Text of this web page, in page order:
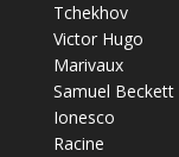
Tchekhov
Victor Hugo
Marivaux
Samuel Beckett
Ionesco
Racine